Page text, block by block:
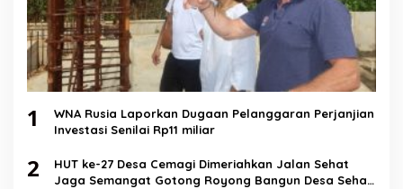
1
WNA Rusia Laporkan Dugaan Pelanggaran Perjanjian
Investasi Senilai Rp11 miliar
2
HUT ke-27 Desa Cemagi Dimeriahkan Jalan Sehat
Jaga Semangat Gotong Royong Bangun Desa Sehat